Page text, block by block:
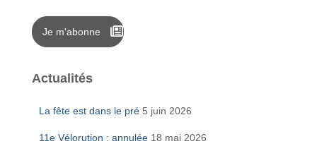
Je m'abonne
Actualités
La fête est dans le pré 5 juin 2026
11e Vélorution : annulée 18 mai 2026